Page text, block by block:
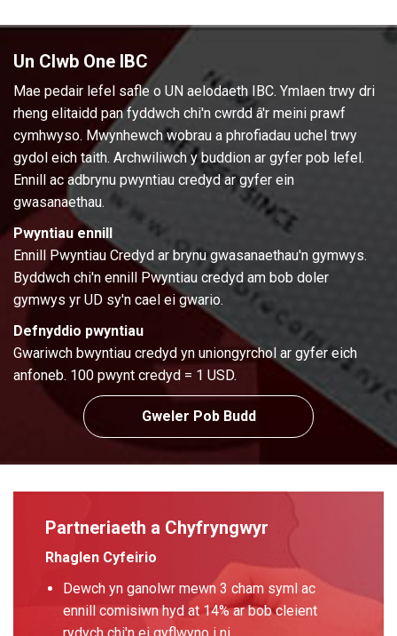
Un Clwb One IBC
Mae pedair lefel safle o UN aelodaeth IBC. Ymlaen trwy dri
rheng elitaidd pan fyddwch chi'n cwrdd â'r meini prawf
cymhwyso. Mwynhewch wobrau a phrofiadau uchel trwy
gydol eich taith. Archwiliwch y buddion ar gyfer pob lefel.
Ennill ac adbrynu pwyntiau credyd ar gyfer ein
gwasanaethau.
Pwyntiau ennill
Ennill Pwyntiau Credyd ar brynu gwasanaethau'n gymwys.
Byddwch chi'n ennill Pwyntiau credyd am bob doler
gymwys yr UD sy'n cael ei gwario.
Defnyddio pwyntiau
Gwariwch bwyntiau credyd yn uniongyrchol ar gyfer eich
anfoneb. 100 pwynt credyd = 1 USD.
Gweler Pob Budd
Partneriaeth a Chyfryngwyr
Rhaglen Cyfeirio
Dewch yn ganolwr mewn 3 cham syml ac
ennill comisiwn hyd at 14% ar bob cleient